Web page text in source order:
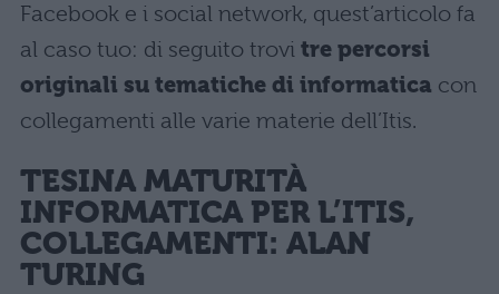
Facebook e i social network, quest’articolo fa
al caso tuo: di seguito trovi tre percorsi
originali su tematiche di informatica con
collegamenti alle varie materie dell’Itis.
TESINA MATURITÀ
INFORMATICA PER L’ITIS,
COLLEGAMENTI: ALAN
TURING